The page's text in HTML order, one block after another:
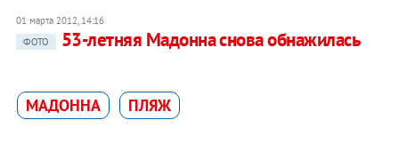
01 марта 2012, 14:16
ФОТО
53-летняя Мадонна снова обнажилась
МАДОННA ПЛЯЖ